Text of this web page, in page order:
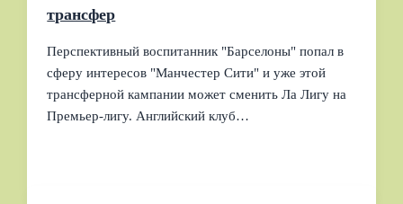
трансфер
Перспективный воспитанник "Барселоны" попал в
сферу интересов "Манчестер Сити" и уже этой
трансферной кампании может сменить Ла Лигу на
Премьер-лигу. Английский клуб…